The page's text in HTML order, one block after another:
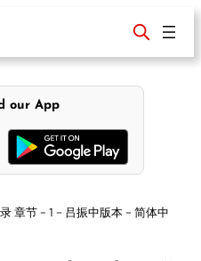
our App
章节 – 1 – 吕振中版本 – 简体中